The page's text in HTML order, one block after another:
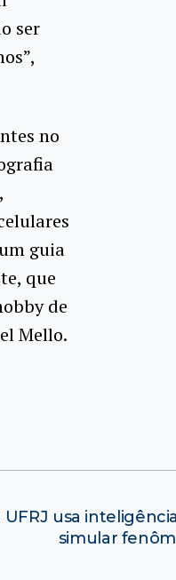
ser
no
guia
que
de
Mello.
UFRJ usa
simular